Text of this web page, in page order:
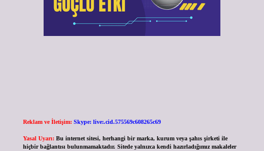
Reklam ve İletişim: Skype: live:.cid.575569c608265c69
Yasal Uyarı: Bu internet sitesi, herhangi bir marka, kurum veya şahıs şirketi ile
hiçbir bağlantısı bulunmamaktadır. Sitede yalnızca kendi hazırladığımız makaleler